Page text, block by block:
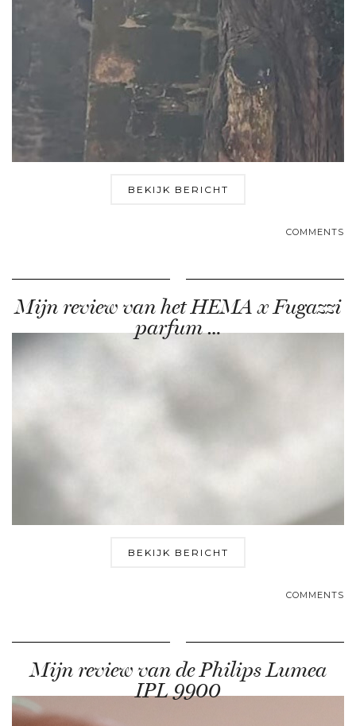
BEKIJK BERICHT
COMMENTS
Mijn review van het HEMA x Fugazzi
parfum …
BEKIJK BERICHT
COMMENTS
Mijn review van de Philips Lumea
IPL 9900